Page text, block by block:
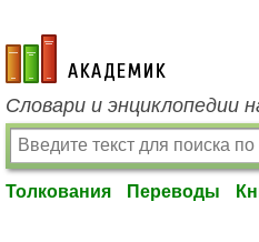
academic.ru
Словари и энциклопедии
Толкования Переводы